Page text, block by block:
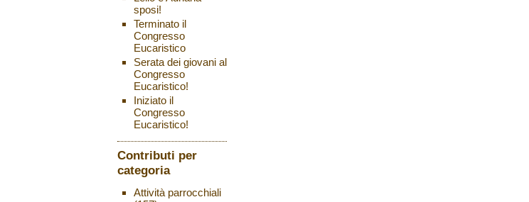
sposi!
Terminato il
Congresso
Eucaristico
Serata dei giovani al
Congresso
Eucaristico!
Iniziato il
Congresso
Eucaristico!
Contributi per
categoria
Attività parrocchiali